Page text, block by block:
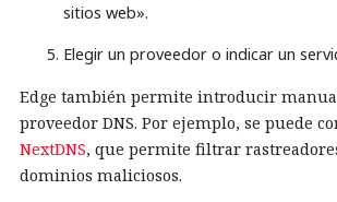
sitios web».
Elegir un proveedor o indicar un
Edge también permite introducir
proveedor DNS. Por ejemplo, se puede
NextDNS, que permite filtrar
dominios maliciosos.